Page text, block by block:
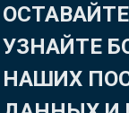
УЗНАЙТЕ
НАШИХ